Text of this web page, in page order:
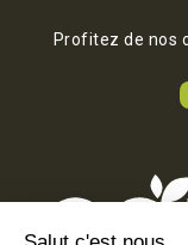
Profitez de nos